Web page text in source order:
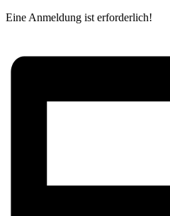
Eine Anmeldung ist erforderlich!